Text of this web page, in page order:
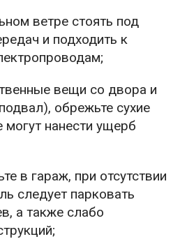
ветре стоять под
и подходить к
вещи со двора и
обрежьте сухие
нанести ущерб
в гараж, при отсутствии
следует парковать
а также слабо